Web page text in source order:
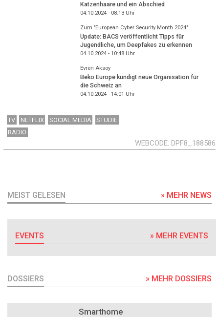
Katzenhaare und ein Abschied
04.10.2024 - 08:13Uhr
Zum "European Cyber Security Month 2024"
Update: BACS veröffentlicht Tipps für
Jugendliche, um Deepfakes zu erkennen
04.10.2024 - 10:48Uhr
Evren Aksoy
Beko Europe kündigt neue Organisation für
die Schweiz an
04.10.2024 - 14:01 Uhr
TV NETFLIX SOCIAL MEDIA
STUDIE
RADIO
WEBCODE DPF8_188586
MEIST GELESEN » MEHR NEWS
EVENTS » MEHR EVENTS
DOSSIERS » MEHR DOSSIERS
Smarthome